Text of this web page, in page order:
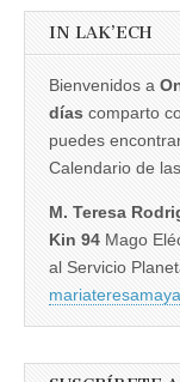
IN LAK’ECH
Bienvenidos a
días comparto
puedes
Calendario de
M. Teresa
Kin 94 Mago
al Servicio